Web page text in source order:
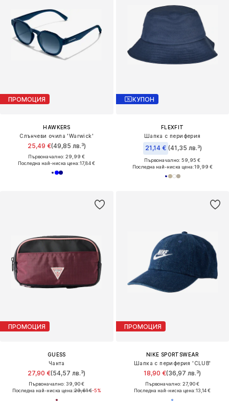
ПРОМОЦИЯ
HAWKERS
Слънчеви очила 'Warwick'
25,49 €(49,85 лв.³)
Първоначално: 29,99 €
Последна най-ниска цена:17,84 €
КУПОН
FLEXFIT
Шапка с периферия
21,14 € (41,35 лв.³)
Първоначално: 59,95 €
Последна най-ниска цена:19,99 €
ПРОМОЦИЯ
GUESS
Чанта
27,90 €(54,57 лв.³)
Първоначално: 39,90 €
Последна най-ниска цена:29,61 €-5%
ПРОМОЦИЯ
NIKE SPORTSWEAR
Шапка с периферия 'CLUB'
18,90 €(36,97 лв.³)
Първоначално: 27,90 €
Последна най-ниска цена:13,14 €